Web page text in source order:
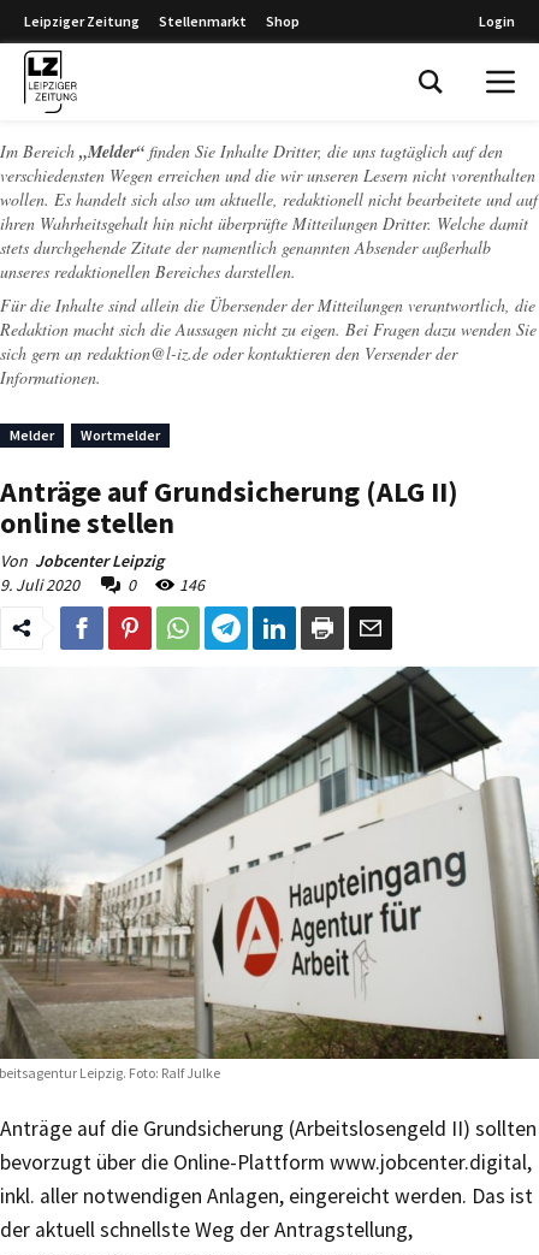
Leipziger Zeitung Stellenmarkt Shop Login
Im Bereich „Melder“ finden Sie Inhalte Dritter, die uns tagtäglich auf den
verschiedensten Wegen erreichen und die wir unseren Lesern nicht vorenthalten
wollen. Es handelt sich also um aktuelle, redaktionell nicht bearbeitete und auf
ihren Wahrheitsgehalt hin nicht überprüfte Mitteilungen Dritter. Welche damit
stets durchgehende Zitate der namentlich genannten Absender außerhalb
unseres redaktionellen Bereiches darstellen.
Für die Inhalte sind allein die Übersender der Mitteilungen verantwortlich, die
Redaktion macht sich die Aussagen nicht zu eigen. Bei Fragen dazu wenden Sie
sich gern an redaktion@l-iz.de oder kontaktieren den Versender der
Informationen.
Melder Wortmelder
Anträge auf Grundsicherung (ALG II)
online stellen
Von Jobcenter Leipzig
9. Juli 2020
0 146
Leipzig. Foto: Ralf Julke
Anträge auf die Grundsicherung (Arbeitslosengeld II) sollten
bevorzugt über die Online-Plattform www.jobcenter.digital,
inkl. aller notwendigen Anlagen, eingereicht werden. Das ist
der aktuell schnellste Weg der Antragstellung,